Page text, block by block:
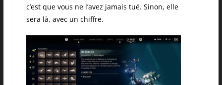
c’est que vous ne l’avez jamais tué. Sinon, elle
sera là, avec un chiffre.